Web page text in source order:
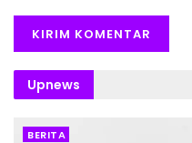
Upnews
BERITA